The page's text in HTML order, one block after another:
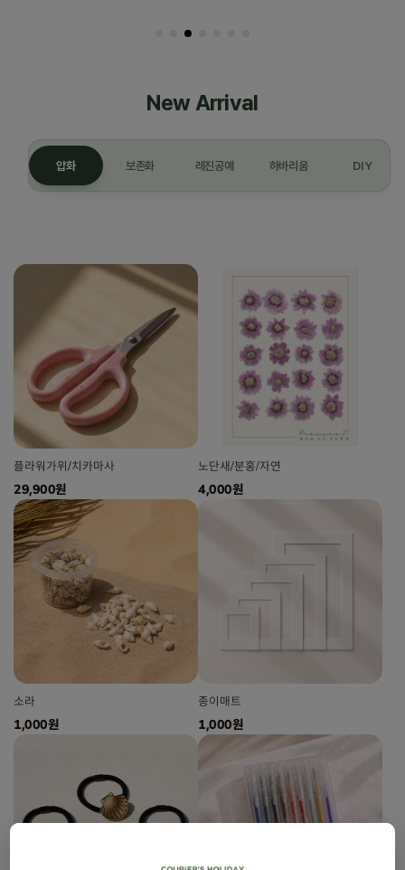
New Arrival
압화 보존화 레진공예 하바리움 DIY
압화 최신 상품 8개를 불러왔습니다.
플라워가위/치카마사
29,900원
노단새/분홍/자연
4,000원
소라
1,000원
종이매트
1,000원